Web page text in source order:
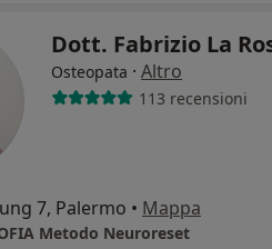
Dott. Fabrizio La
Osteopata · Altro
113 recensioni
7, Palermo • Mappa
Metodo Neuroreset